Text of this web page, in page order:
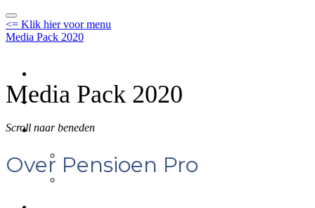
<= Klik hier voor menu
Media Pack 2020
Print
Online
Online
Virtuele events
Media Pack 2020
Scroll naar beneden
Over Pensioen Pro